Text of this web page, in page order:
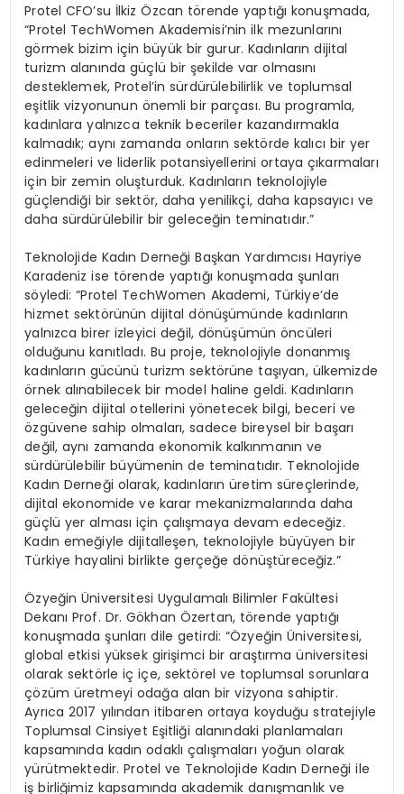
Protel CFO’su İlkiz Özcan törende yaptığı konuşmada,
“Protel TechWomen Akademisi’nin ilk mezunlarını
görmek bizim için büyük bir gurur. Kadınların dijital
turizm alanında güçlü bir şekilde var olmasını
desteklemek, Protel’in sürdürülebilirlik ve toplumsal
eşitlik vizyonunun önemli bir parçası. Bu programla,
kadınlara yalnızca teknik beceriler kazandırmakla
kalmadık; aynı zamanda onların sektörde kalıcı bir yer
edinmeleri ve liderlik potansiyellerini ortaya çıkarmaları
için bir zemin oluşturduk. Kadınların teknolojiyle
güçlendiği bir sektör, daha yenilikçi, daha kapsayıcı ve
daha sürdürülebilir bir geleceğin teminatıdır.”
Teknolojide Kadın Derneği Başkan Yardımcısı Hayriye
Karadeniz ise törende yaptığı konuşmada şunları
söyledi: “Protel TechWomen Akademi, Türkiye’de
hizmet sektörünün dijital dönüşümünde kadınların
yalnızca birer izleyici değil, dönüşümün öncüleri
olduğunu kanıtladı. Bu proje, teknolojiyle donanmış
kadınların gücünü turizm sektörüne taşıyan, ülkemizde
örnek alınabilecek bir model haline geldi. Kadınların
geleceğin dijital otellerini yönetecek bilgi, beceri ve
özgüvene sahip olmaları, sadece bireysel bir başarı
değil, aynı zamanda ekonomik kalkınmanın ve
sürdürülebilir büyümenin de teminatıdır. Teknolojide
Kadın Derneği olarak, kadınların üretim süreçlerinde,
dijital ekonomide ve karar mekanizmalarında daha
güçlü yer alması için çalışmaya devam edeceğiz.
Kadın emeğiyle dijitalleşen, teknolojiyle büyüyen bir
Türkiye hayalini birlikte gerçeğe dönüştüreceğiz.”
Özyeğin Üniversitesi Uygulamalı Bilimler Fakültesi
Dekanı Prof. Dr. Gökhan Özertan, törende yaptığı
konuşmada şunları dile getirdi: “Özyeğin Üniversitesi,
global etkisi yüksek girişimci bir araştırma üniversitesi
olarak sektörle iç içe, sektörel ve toplumsal sorunlara
çözüm üretmeyi odağa alan bir vizyona sahiptir.
Ayrıca 2017 yılından itibaren ortaya koyduğu stratejiyle
Toplumsal Cinsiyet Eşitliği alanındaki planlamaları
kapsamında kadın odaklı çalışmaları yoğun olarak
yürütmektedir. Protel ve Teknolojide Kadın Derneği ile
iş birliğimiz kapsamında akademik danışmanlık ve